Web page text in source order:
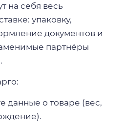
на себя весь
упаковку,
документов и
партнёры
данные о товаре (вес,